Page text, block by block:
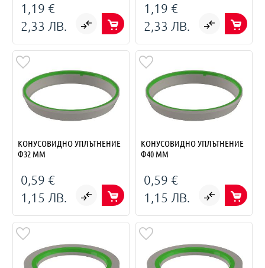
1,19 €
2,33 ЛВ.
1,19 €
2,33 ЛВ.
КОНУСОВИДНО УПЛЪТНЕНИЕ
Ф32 ММ
0,59 €
1,15 ЛВ.
КОНУСОВИДНО УПЛЪТНЕНИЕ
Ф40 ММ
0,59 €
1,15 ЛВ.